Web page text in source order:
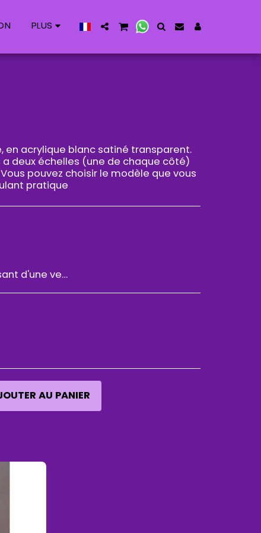
PLUS
en acrylique blanc satiné transparent.
deux échelles (une de chaque côté)
pouvez choisir le modèle que vous
pratique
doit pas être altéré, par rapport à son arrivée. Nous vous conseillons toujours de demander une assurance pour votre commande, car ' en cas de perte ou de dommage, nous ne serons pas responsables de l'incident
AU PANIER